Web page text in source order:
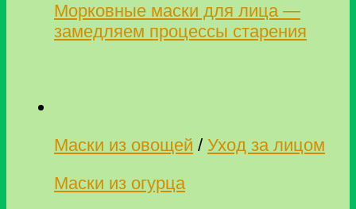
Морковные маски для лица —
замедляем процессы старения
Маски из овощей / Уход за лицом
Маски из огурца